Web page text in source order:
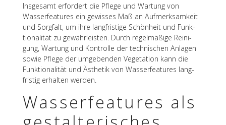
Insge­samt erfor­dert die Pflege und Wartung von
Wasser­fea­tures ein gewis­ses Maß an Aufmerk­sam­keit
und Sorg­falt, um ihre lang­fris­tige Schön­heit und Funk­
tio­na­li­tät zu gewähr­leis­ten. Durch regel­mä­ßige Reini­
gung, Wartung und Kontrolle der tech­ni­schen Anla­gen
sowie Pflege der umge­ben­den Vege­ta­tion kann die
Funk­tio­na­li­tät und Ästhe­tik von Wasser­fea­tures lang­
fris­tig erhal­ten werden.
Wasser­fea­tures als